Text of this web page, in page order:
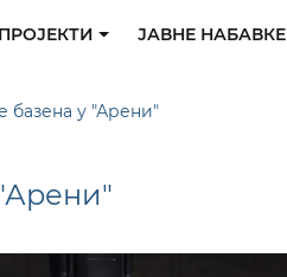
ПРОЈЕКТИ ЈАВНЕ НАБАВКЕ
у "Арени"